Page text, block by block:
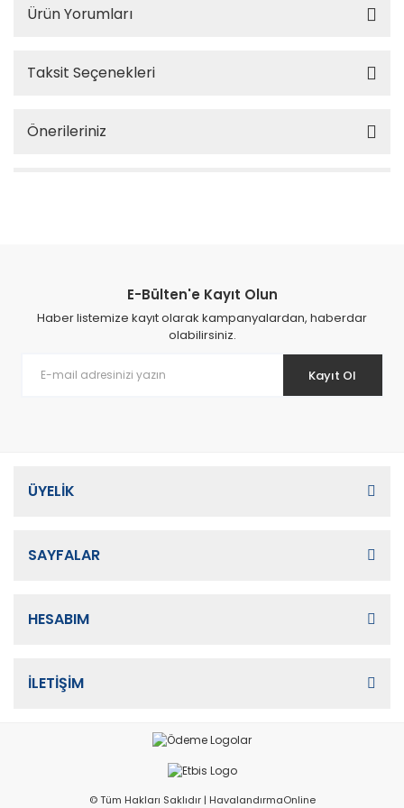
Ürün Yorumları
Taksit Seçenekleri
Önerileriniz
E-Bülten'e Kayıt Olun
Haber listemize kayıt olarak kampanyalardan, haberdar
olabilirsiniz.
Kayıt Ol
ÜYELİK
SAYFALAR
HESABIM
İLETİŞİM
© Tüm Hakları Saklıdır | HavalandırmaOnline